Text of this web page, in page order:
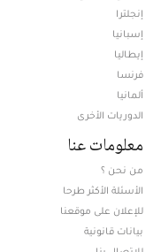
إنجلترا
إسبانيا
إيطاليا
فرنسا
ألمانيا
الدوريات الأخرى
معلومات عنا
من نحن ؟
الأسئلة الأكثر طرحا
للإعلان على موقعنا
بيانات قانونية